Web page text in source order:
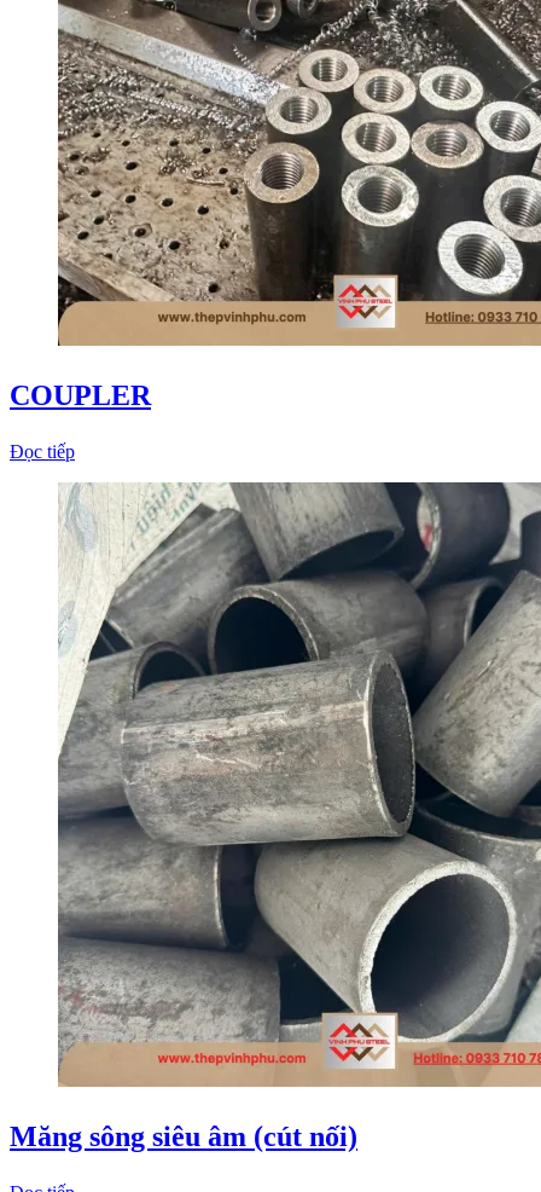
COUPLER
Đọc tiếp
Măng sông siêu âm (cút nối)